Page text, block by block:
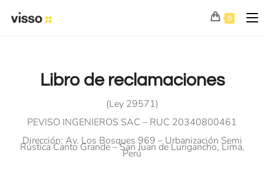
0
Libro de reclamaciones
(Ley 29571)
PEVISO INGENIEROS SAC – RUC 20340800461
Dirección: Av. Los Bosques 969 – Urbanización Semi
Rústica Canto Grande – San Juan de Lurigancho, Lima,
Perú